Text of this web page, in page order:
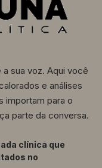
a sua voz. Aqui você
e análises
importam para o
parte da conversa.
clínica que
no